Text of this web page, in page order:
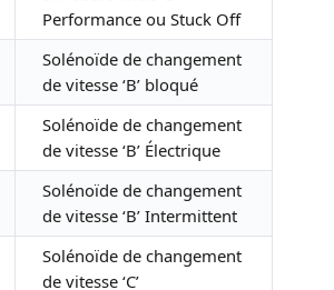
Performance ou Stuck Off
Solénoïde de changement
de vitesse ‘B’ bloqué
Solénoïde de changement
de vitesse ‘B’ Électrique
Solénoïde de changement
de vitesse ‘B’ Intermittent
Solénoïde de changement
de vitesse ‘C’